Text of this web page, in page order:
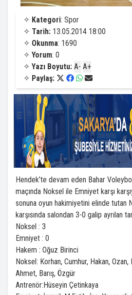
✧ Kategori: Spor
✧ Tarih: 13.05.2014 18:00
✧ Okunma: 1690
✧ Yorum: 0
✧ Yazı Boyutu: A- A+
✧ Paylaş:
Hendek’te devam eden Bahar
maçında Noksel ile Emniyet karşı
sonuna oyun hakimiyetini elinde tutan
karşısında salondan 3-0 galip ayrılan
Noksel : 3
Emniyet : 0
Hakem : Oğuz Birinci
Noksel: Korhan, Cumhur, Hakan,
Ahmet, Barış, Özgür
Antrenör:Hüseyin Çetinkaya